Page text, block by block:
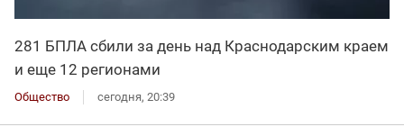
281 БПЛА сбили за день над Краснодарским краем
и еще 12 регионами
Общество сегодня, 20:39